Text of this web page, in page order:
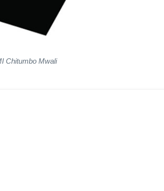
Chitumbo Mwali